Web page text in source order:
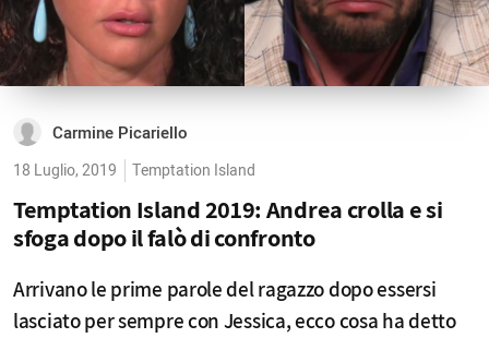
Carmine Picariello
18 Luglio, 2019 Temptation Island
Temptation Island 2019: Andrea crolla e si
sfoga dopo il falò di confronto
Arrivano le prime parole del ragazzo dopo essersi
lasciato per sempre con Jessica, ecco cosa ha detto